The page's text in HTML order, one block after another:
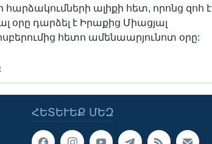
հարձակումների ալիքի հետ, որոնց զոհ է
օրը դարձել է Իրաքից Միացյալ
հետո ամենաարյունոտ օրը:
ՀԵՏԵՒԵՔ ՄԵԶ